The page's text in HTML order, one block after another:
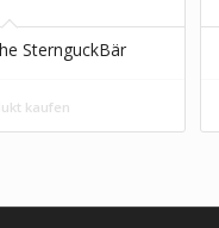
SternguckBär
kaufen